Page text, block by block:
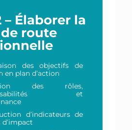
– Élaborer la
route
des objectifs de
en plan d’action
des rôles,
et
d’indicateurs de